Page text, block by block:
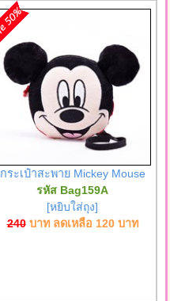
กระเป๋าสะพาย Mickey Mouse
รหัส Bag159A
[หยิบใส่ถุง]
240บาท ลดเหลือ 120บาท